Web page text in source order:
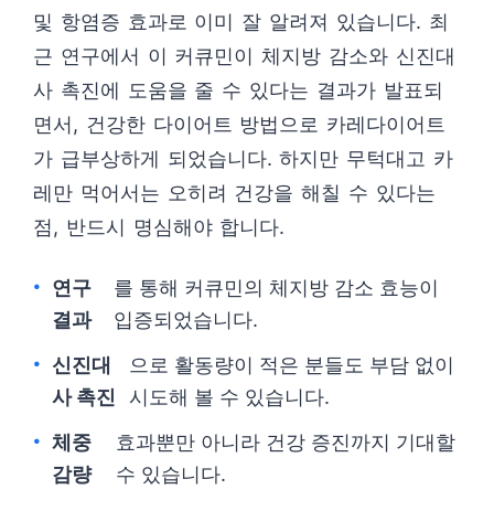
및 항염증 효과로 이미 잘 알려져 있습니다. 최
근 연구에서 이 커큐민이 체지방 감소와 신진대
사 촉진에 도움을 줄 수 있다는 결과가 발표되
면서, 건강한 다이어트 방법으로 카레다이어트
가 급부상하게 되었습니다. 하지만 무턱대고 카
레만 먹어서는 오히려 건강을 해칠 수 있다는
점, 반드시 명심해야 합니다.
연구
결과
를 통해 커큐민의 체지방 감소 효능이
입증되었습니다.
신진대
사 촉진
으로 활동량이 적은 분들도 부담 없이
시도해 볼 수 있습니다.
체중
감량
효과뿐만 아니라 건강 증진까지 기대할
수 있습니다.